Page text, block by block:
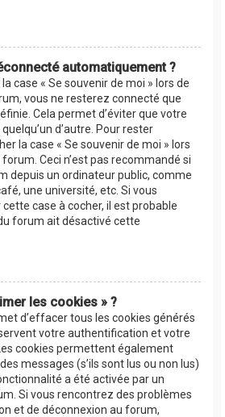
automatiquement ?
case « Se souvenir de moi » lors de
vous ne resterez connecté que
Cela permet d’éviter que votre
d’autre. Pour rester
la case « Se souvenir de moi » lors
Ceci n’est pas recommandé si
depuis un ordinateur public, comme
une université, etc. Si vous
cette case à cocher, il est probable
forum ait désactivé cette
les cookies » ?
d’effacer tous les cookies générés
votre authentification et votre
cookies permettent également
messages (s’ils sont lus ou non lus)
a été activée par un
Si vous rencontrez des problèmes
et de déconnexion au forum,